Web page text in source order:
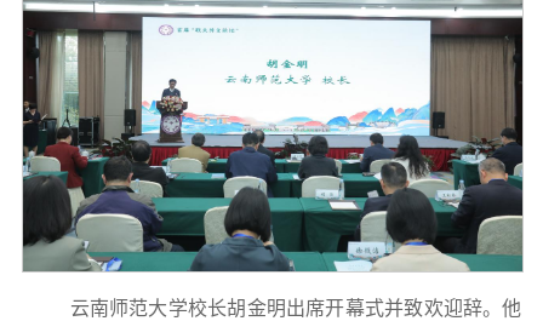
云南师范大学校长胡金明出席开幕式并致欢迎辞。他